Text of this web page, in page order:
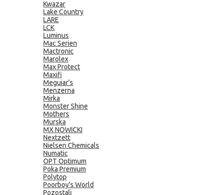
Kwazar
Lake Country
LARE
LCK
Luminus
Mac Serien
Mactronic
Marolex
Max Protect
Maxifi
Meguiar's
Menzerna
Mirka
Monster Shine
Mothers
Murska
MX NOWICKI
Nextzett
Nielsen Chemicals
Numatic
OPT Optimum
Poka Premium
Polytop
Poorboy's World
Pozostali